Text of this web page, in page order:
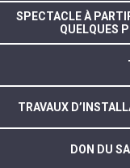
SPECTACLE À
QUELQUES
TRAVAUX
DON DU